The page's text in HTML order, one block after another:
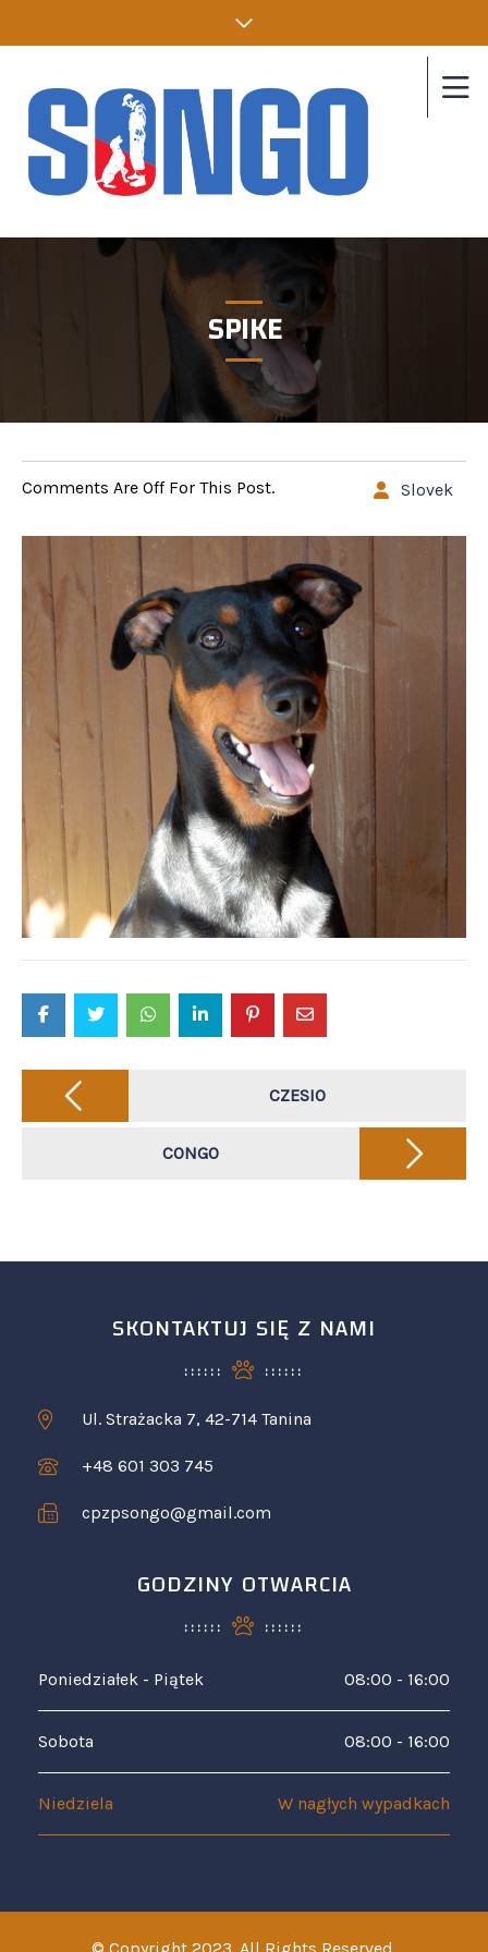
SPIKE
Slovek
Comments Are Off For This Post.
Post
navigation CZESIO
CONGO
SKONTAKTUJ SIĘ Z NAMI
Ul. Strażacka 7, 42-714 Tanina
+48 601 303 745
cpzpsongo@gmail.com
GODZINY OTWARCIA
Poniedziałek - Piątek 08:00 - 16:00
Sobota 08:00 - 16:00
Niedziela W nagłych wypadkach